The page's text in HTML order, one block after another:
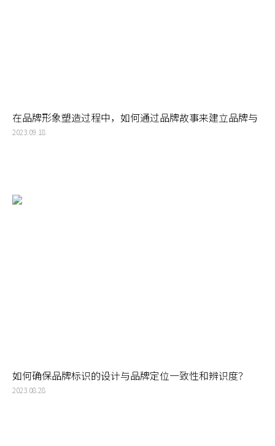
在品牌形象塑造过程中，如何通过品牌故事来建立品牌与
消费者之间的情感连接？
2023.09.18
如何确保品牌标识的设计与品牌定位一致性和辨识度？
2023.08.28